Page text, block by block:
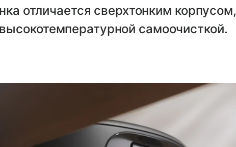
отличается сверхтонким корпусом,
самоочисткой.